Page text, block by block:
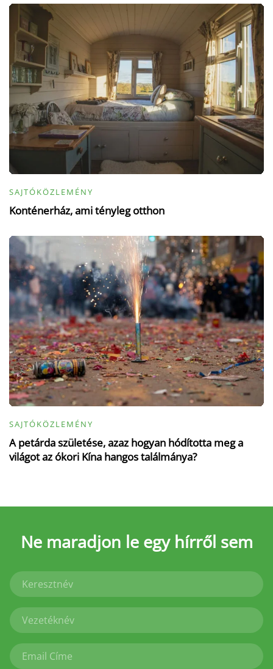
SAJTÓKÖZLEMÉNY
Konténerház, ami tényleg otthon
SAJTÓKÖZLEMÉNY
A petárda születése, azaz hogyan hódította meg a
világot az ókori Kína hangos találmánya?
Ne maradjon le egy hírről sem